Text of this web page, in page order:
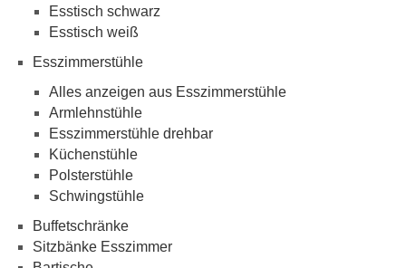
Esstisch schwarz
Esstisch weiß
Esszimmerstühle
Alles anzeigen aus Esszimmerstühle
Armlehnstühle
Esszimmerstühle drehbar
Küchenstühle
Polsterstühle
Schwingstühle
Buffetschränke
Sitzbänke Esszimmer